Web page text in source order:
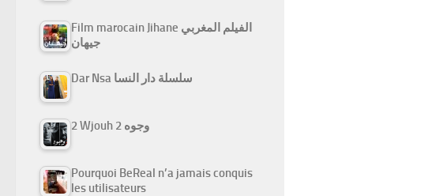
Film marocain Jihane الفيلم المغربي
جيهان
Dar Nsa سلسلة دار النسا
2 Wjouh 2 وجوه
Pourquoi BeReal n’a jamais conquis
les utilisateurs